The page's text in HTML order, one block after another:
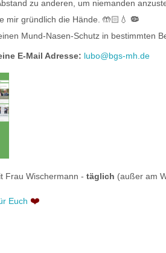
zu anderen, um niemanden
mir gründlich die Hände. 🤲🏻💧 🦠
Mund-Nasen-Schutz in bestimmten
E-Mail Adresse: lubo@bgs-mh.de
Frau Wischermann - täglich (außer am
Euch ❤️